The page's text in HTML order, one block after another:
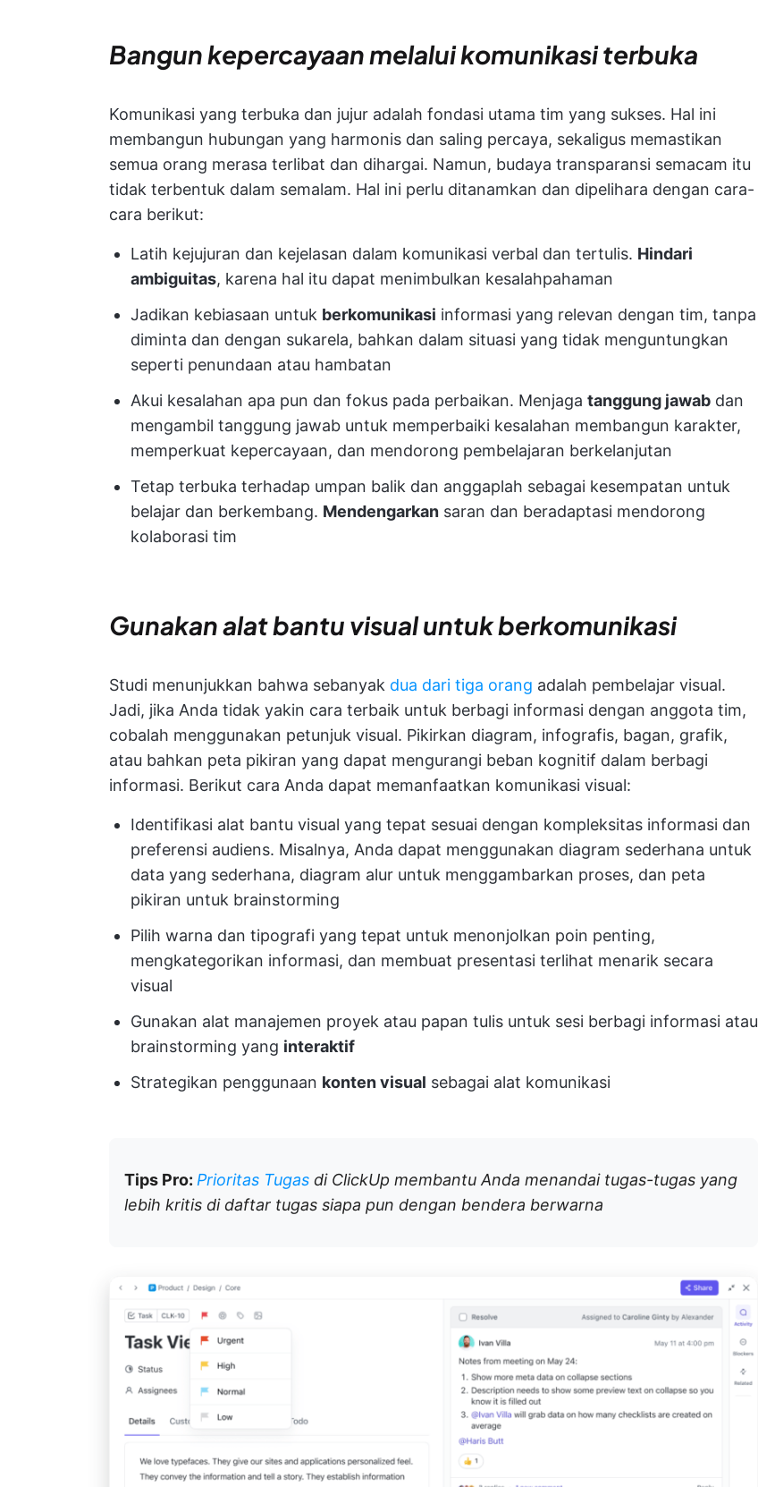
Bangun kepercayaan melalui komunikasi terbuka
Komunikasi yang terbuka dan jujur adalah fondasi utama tim yang sukses. Hal ini
membangun hubungan yang harmonis dan saling percaya, sekaligus memastikan
semua orang merasa terlibat dan dihargai. Namun, budaya transparansi semacam itu
tidak terbentuk dalam semalam. Hal ini perlu ditanamkan dan dipelihara dengan cara-
cara berikut:
Latih kejujuran dan kejelasan dalam komunikasi verbal dan tertulis. Hindari
ambiguitas, karena hal itu dapat menimbulkan kesalahpahaman
Jadikan kebiasaan untuk berkomunikasi informasi yang relevan dengan tim, tanpa
diminta dan dengan sukarela, bahkan dalam situasi yang tidak menguntungkan
seperti penundaan atau hambatan
Akui kesalahan apa pun dan fokus pada perbaikan. Menjaga tanggung jawab dan
mengambil tanggung jawab untuk memperbaiki kesalahan membangun karakter,
memperkuat kepercayaan, dan mendorong pembelajaran berkelanjutan
Tetap terbuka terhadap umpan balik dan anggaplah sebagai kesempatan untuk
belajar dan berkembang. Mendengarkan saran dan beradaptasi mendorong
kolaborasi tim
Gunakan alat bantu visual untuk berkomunikasi
Studi menunjukkan bahwa sebanyak dua dari tiga orang adalah pembelajar visual.
Jadi, jika Anda tidak yakin cara terbaik untuk berbagi informasi dengan anggota tim,
cobalah menggunakan petunjuk visual. Pikirkan diagram, infografis, bagan, grafik,
atau bahkan peta pikiran yang dapat mengurangi beban kognitif dalam berbagi
informasi. Berikut cara Anda dapat memanfaatkan komunikasi visual:
Identifikasi alat bantu visual yang tepat sesuai dengan kompleksitas informasi dan
preferensi audiens. Misalnya, Anda dapat menggunakan diagram sederhana untuk
data yang sederhana, diagram alur untuk menggambarkan proses, dan peta
pikiran untuk brainstorming
Pilih warna dan tipografi yang tepat untuk menonjolkan poin penting,
mengkategorikan informasi, dan membuat presentasi terlihat menarik secara
visual
Gunakan alat manajemen proyek atau papan tulis untuk sesi berbagi informasi atau
brainstorming yang interaktif
Strategikan penggunaan konten visual sebagai alat komunikasi
Tips Pro: Prioritas Tugas di ClickUp membantu Anda menandai tugas-tugas yang
lebih kritis di daftar tugas siapa pun dengan bendera berwarna